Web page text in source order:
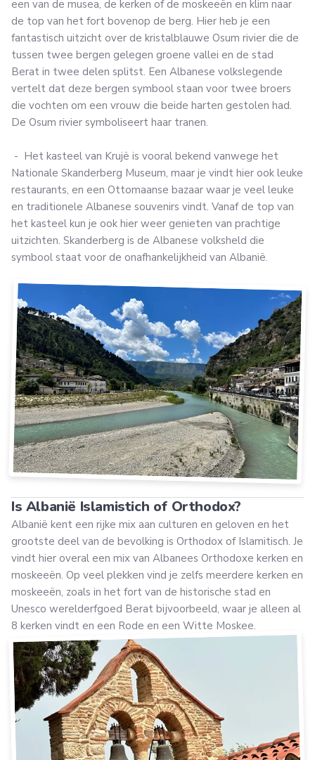
een van de musea, de kerken of de moskeeën en klim naar
de top van het fort bovenop de berg. Hier heb je een
fantastisch uitzicht over de kristalblauwe Osum rivier die de
tussen twee bergen gelegen groene vallei en de stad
Berat in twee delen splitst. Een Albanese volkslegende
vertelt dat deze bergen symbool staan voor twee broers
die vochten om een vrouw die beide harten gestolen had.
De Osum rivier symboliseert haar tranen.
- Het kasteel van Krujë is vooral bekend vanwege het
Nationale Skanderberg Museum, maar je vindt hier ook leuke
restaurants, en een Ottomaanse bazaar waar je veel leuke
en traditionele Albanese souvenirs vindt. Vanaf de top van
het kasteel kun je ook hier weer genieten van prachtige
uitzichten. Skanderberg is de Albanese volksheld die
symbool staat voor de onafhankelijkheid van Albanië.
Is Albanië Islamistich of Orthodox?
Albanië kent een rijke mix aan culturen en geloven en het
grootste deel van de bevolking is Orthodox of Islamitisch. Je
vindt hier overal een mix van Albanees Orthodoxe kerken en
moskeeën. Op veel plekken vind je zelfs meerdere kerken en
moskeeën, zoals in het fort van de historische stad en
Unesco werelderfgoed Berat bijvoorbeeld, waar je alleen al
8 kerken vindt en een Rode en een Witte Moskee.